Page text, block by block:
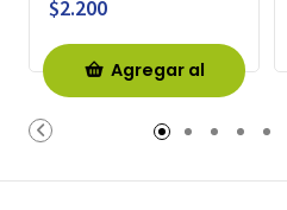
$2.200
Agregar al
Carro